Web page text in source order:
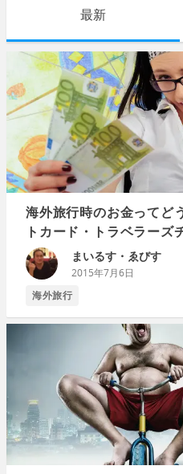
最新
海外旅行時のお金ってど
トカード・トラベラーズ
まいるす・ゑびす
2015年7月6日
海外旅行